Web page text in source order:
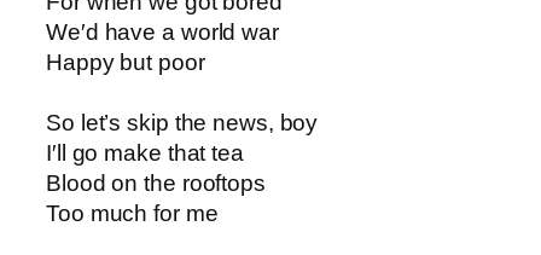
We′d have a world war
Happy but poor
So let’s skip the news, boy
I′ll go make that tea
Blood on the rooftops
Too much for me